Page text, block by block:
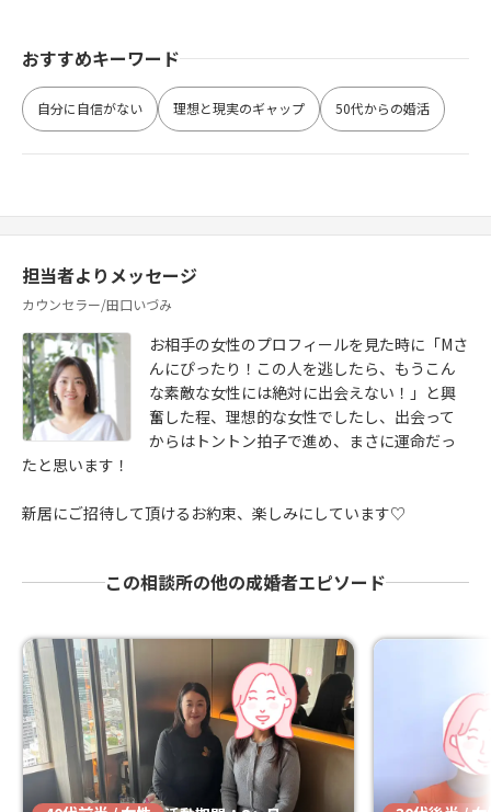
おすすめキーワード
自分に自信がない 理想と現実のギャップ 50代からの婚活
担当者よりメッセージ
カウンセラー/田口いづみ
お相手の女性のプロフィールを見た時に「Mさ
んにぴったり！この人を逃したら、もうこん
な素敵な女性には絶対に出会えない！」と興
奮した程、理想的な女性でしたし、出会って
からはトントン拍子で進め、まさに運命だっ
たと思います！
新居にご招待して頂けるお約束、楽しみにしています♡
この相談所の他の成婚者エピソード